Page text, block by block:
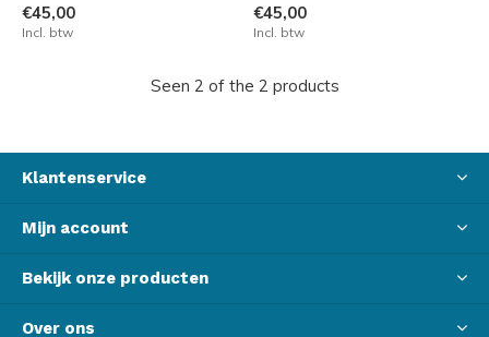
€45,00
Incl. btw
€45,00
Incl. btw
Seen 2 of the 2 products
Klantenservice
Mijn account
Bekijk onze producten
Over ons